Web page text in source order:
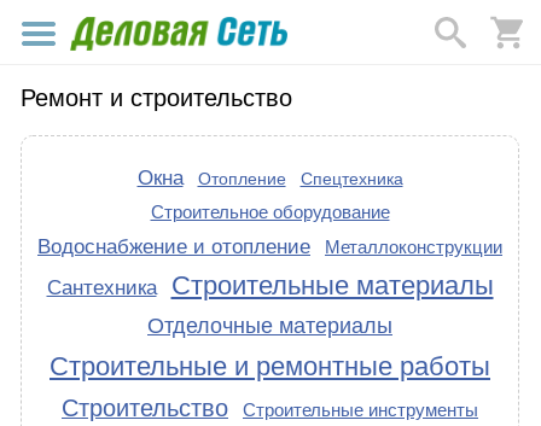
Ремонт и строительство
Окна Отопление Спецтехника
Строительное оборудование
Водоснабжение и отопление Металлоконструкции
Сантехника Строительные материалы
Отделочные материалы
Строительные и ремонтные работы
Строительство Строительные инструменты